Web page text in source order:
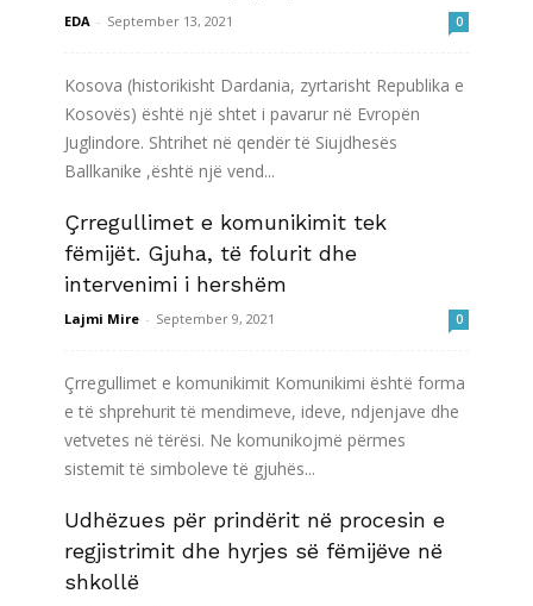
EDA - September 13, 2021 0
Kosova (historikisht Dardania, zyrtarisht Republika e
Kosovës) është një shtet i pavarur në Evropën
Juglindore. Shtrihet në qendër të Siujdhesës
Ballkanike ,është një vend...
Lexo më shumë
Çrregullimet e komunikimit tek
fëmijët. Gjuha, të folurit dhe
intervenimi i hershëm
Lajmi Mire - September 9, 2021 0
Çrregullimet e komunikimit Komunikimi është forma
e të shprehurit të mendimeve, ideve, ndjenjave dhe
vetvetes në tërësi. Ne komunikojmë përmes
sistemit të simboleve të gjuhës...
Lexo më shumë
Udhëzues për prindërit në procesin e
regjistrimit dhe hyrjes së fëmijëve në
shkollë